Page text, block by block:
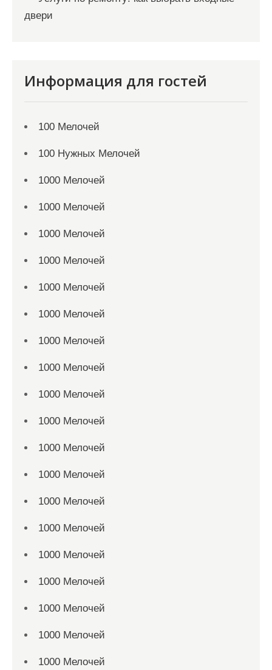
двери
Информация для гостей
100 Мелочей
100 Нужных Мелочей
1000 Мелочей
1000 Мелочей
1000 Мелочей
1000 Мелочей
1000 Мелочей
1000 Мелочей
1000 Мелочей
1000 Мелочей
1000 Мелочей
1000 Мелочей
1000 Мелочей
1000 Мелочей
1000 Мелочей
1000 Мелочей
1000 Мелочей
1000 Мелочей
1000 Мелочей
1000 Мелочей
1000 Мелочей